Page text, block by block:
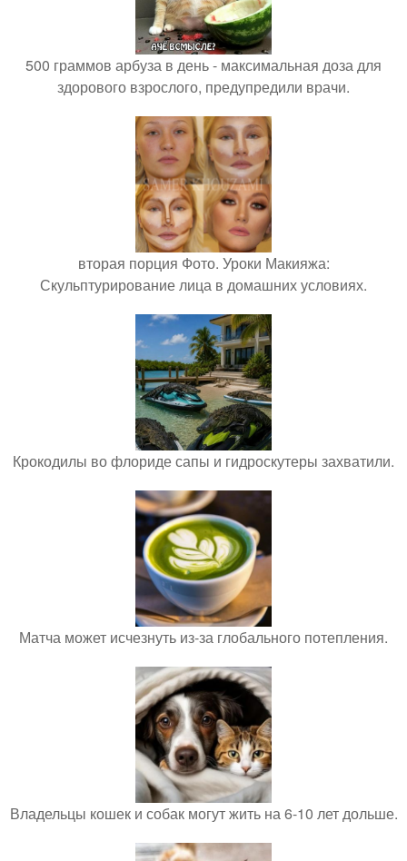
500 граммов арбуза в день - максимальная доза для
здорового взрослого, предупредили врачи.
вторая порция Фото. Уроки Макияжа:
Скульптурирование лица в домашних условиях.
Крокодилы во флориде сапы и гидроскутеры захватили.
Матча может исчезнуть из-за глобального потепления.
Владельцы кошек и собак могут жить на 6-10 лет дольше.